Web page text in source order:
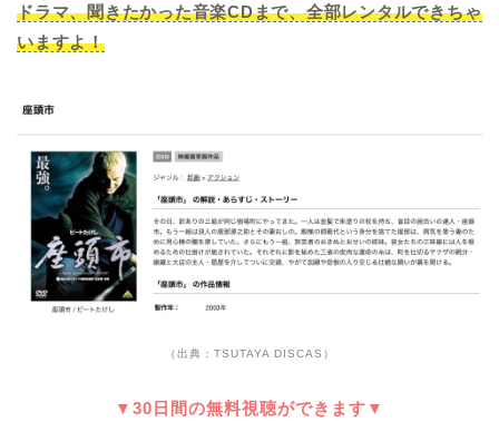
ドラマ、聞きたかった音楽CDまで、全部レンタルできちゃ
いますよ！
（出典：TSUTAYA DISCAS）
▼30日間の無料視聴ができます▼